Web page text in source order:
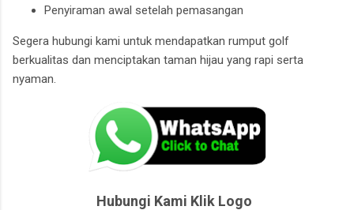
Penyiraman awal setelah pemasangan
Segera hubungi kami untuk mendapatkan rumput golf
berkualitas dan menciptakan taman hijau yang rapi serta
nyaman.
Hubungi Kami Klik Logo